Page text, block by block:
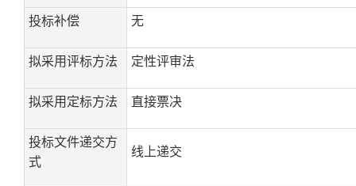
投标补偿 无
拟采用评标方法 定性评审法
拟采用定标方法 直接票决
投标文件递交方
式
线上递交